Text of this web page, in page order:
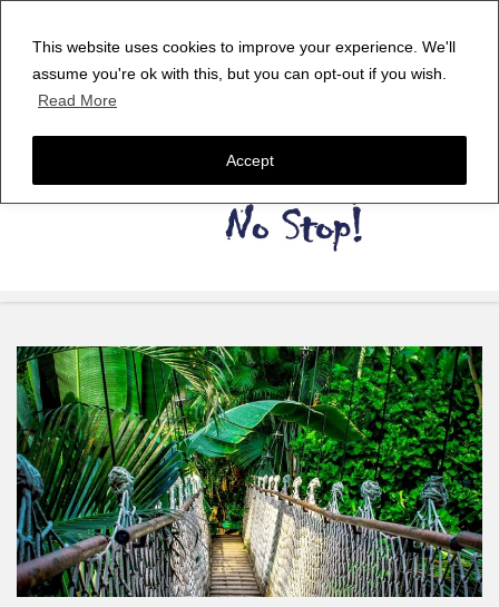
This website uses cookies to improve your experience. We'll
assume you're ok with this, but you can opt-out if you wish.
Read More
Accept